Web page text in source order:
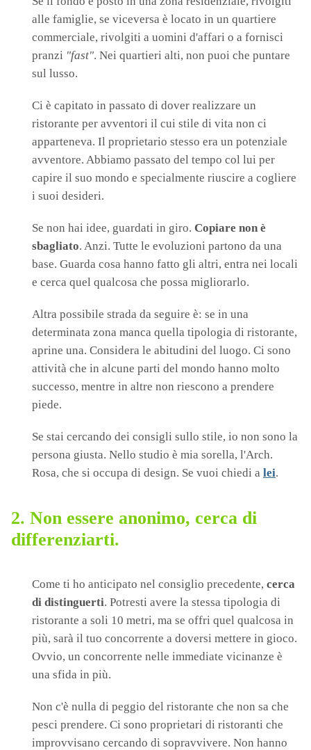
alle famiglie, se viceversa è locato in un quartiere
commerciale, rivolgiti a uomini d'affari o a fornisci
pranzi "fast". Nei quartieri alti, non puoi che puntare
sul lusso.
Ci è capitato in passato di dover realizzare un
ristorante per avventori il cui stile di vita non ci
apparteneva. Il proprietario stesso era un potenziale
avventore. Abbiamo passato del tempo col lui per
capire il suo mondo e specialmente riuscire a cogliere
i suoi desideri.
Se non hai idee, guardati in giro. Copiare non è
sbagliato. Anzi. Tutte le evoluzioni partono da una
base. Guarda cosa hanno fatto gli altri, entra nei locali
e cerca quel qualcosa che possa migliorarlo.
Altra possibile strada da seguire è: se in una
determinata zona manca quella tipologia di ristorante,
aprine una. Considera le abitudini del luogo. Ci sono
attività che in alcune parti del mondo hanno molto
successo, mentre in altre non riescono a prendere
piede.
Se stai cercando dei consigli sullo stile, io non sono la
persona giusta. Nello studio è mia sorella, l'Arch.
Rosa, che si occupa di design. Se vuoi chiedi a lei.
2. Non essere anonimo, cerca di
differenziarti.
Come ti ho anticipato nel consiglio precedente, cerca
di distinguerti. Potresti avere la stessa tipologia di
ristorante a soli 10 metri, ma se offri quel qualcosa in
più, sarà il tuo concorrente a doversi mettere in gioco.
Ovvio, un concorrente nelle immediate vicinanze è
una sfida in più.
Non c'è nulla di peggio del ristorante che non sa che
pesci prendere. Ci sono proprietari di ristoranti che
improvvisano cercando di sopravvivere. Non hanno